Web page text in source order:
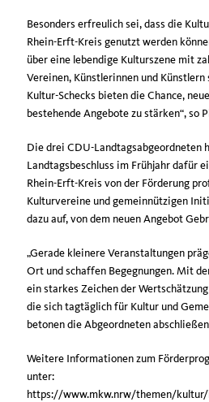
Besonders erfreulich sei, dass die
Rhein-Erft-Kreis genutzt werden
über eine lebendige Kulturszene mit
Vereinen, Künstlerinnen und
Kultur-Schecks bieten die Chance,
bestehende Angebote zu stärken“, so
Die drei CDU-Landtagsabgeordneten
Landtagsbeschluss im Frühjahr dafür
Rhein-Erft-Kreis von der Förderung
Kulturvereine und gemeinnützigen
dazu auf, von dem neuen Angebot
Gerade kleinere Veranstaltungen
Ort und schaffen Begegnungen. Mit
ein starkes Zeichen der
die sich tagtäglich für Kultur und
betonen die Abgeordneten
Weitere Informationen zum
unter:
https://www.mkw.nrw/themen/kultur/